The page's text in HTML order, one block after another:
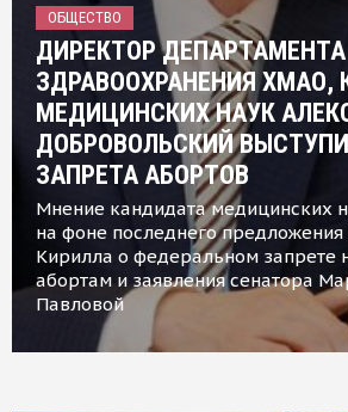
ОБЩЕСТВО
ДИРЕКТОР ДЕПАРТАМЕНТА
ЗДРАВООХРАНЕНИЯ ХМАО,
МЕДИЦИНСКИХ НАУК
ДОБРОВОЛЬСКИЙ
ЗАПРЕТА АБОРТОВ
Мнение кандидата медицинских
на фоне последнего
Кирилла о федеральном запрете
абортам и заявления сенатора
Павловой